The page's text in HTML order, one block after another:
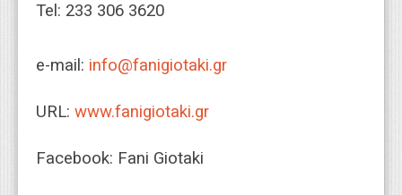
Tel: 233 306 3620
e-mail: info@fanigiotaki.gr
URL: www.fanigiotaki.gr
Facebook: Fani Giotaki